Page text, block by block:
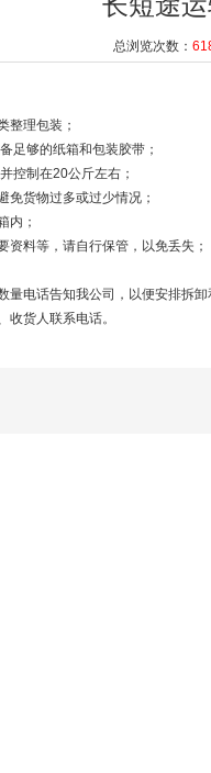
总浏览次数：
整理包装；
足够的纸箱和包装胶带；
控制在20公斤左右；
免货物过多或过少情况；
内；
料等，请自行保管，以免丢失；
量电话告知我公司，以便安排拆
货人联系电话。